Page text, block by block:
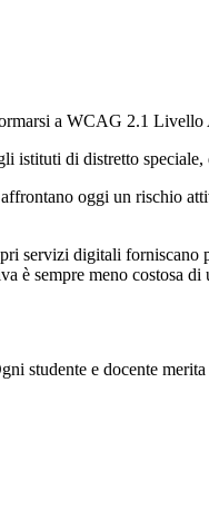
a WCAG 2.1
di distretto
oggi un rischio
digitali forniscano
è sempre meno costosa di
studente e docente